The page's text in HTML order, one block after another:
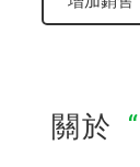
關於